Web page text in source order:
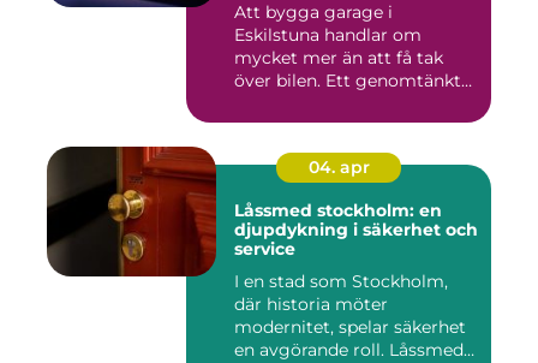
Att bygga garage i
Eskilstuna handlar om
mycket mer än att få tak
över bilen. Ett genomtänkt
04. apr
Låssmed stockholm: en
djupdykning i säkerhet och
service
I en stad som Stockholm,
där historia möter
modernitet, spelar säkerhet
en avgörande roll. Låssmed